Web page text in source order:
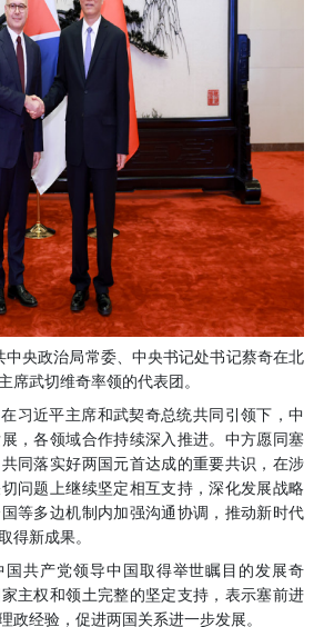
中央政治局常委、中央书记处书记蔡奇在北
席武切维奇率领的代表团。
习近平主席和武契奇总统共同引领下，中
，各领域合作持续深入推进。中方愿同塞
同落实好两国元首达成的重要共识，在涉
问题上继续坚定相互支持，深化发展战略
等多边机制内加强沟通协调，推动新时代
得新成果。
国共产党领导中国取得举世瞩目的发展奇
主权和领土完整的坚定支持，表示塞前进
政经验，促进两国关系进一步发展。